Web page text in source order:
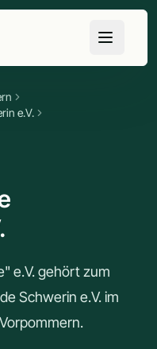
e.V.
e.V. gehört zum
Schwerin e.V. im